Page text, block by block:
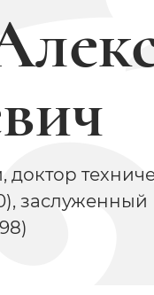
заслуженный